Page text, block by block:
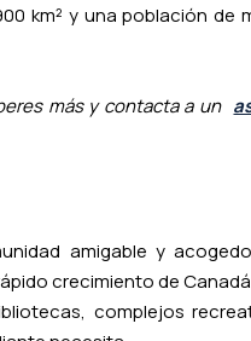
km² y una población
más y contacta a un
amigable y
crecimiento de
complejos